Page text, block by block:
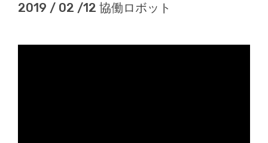
2019 / 02 /12 協働ロボット